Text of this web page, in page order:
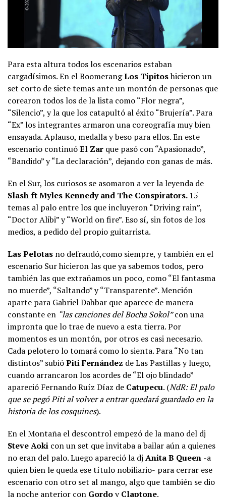
Para esta altura todos los escenarios estaban
cargadísimos. En el BoomerangLos Tipitoshicieron un
set corto de siete temas ante un montón de personas que
corearon todos los de la lista como “Flor negra”,
“Silencio”, y la que los catapultó al éxito “Brujería”. Para
“Ex” los integrantes armaron una coreografía muy bien
ensayada. Aplauso, medalla y beso para ellos. En este
escenario continuóEl Zar que pasó con “Apasionado”,
“Bandido” y “La declaración”, dejando con ganas de más.
En el Sur, los curiosos se asomaron a ver la leyenda de
Slash ft Myles Kennedy and The Conspirators. 15
temas al palo entre los que incluyeron “Driving rain”,
“Doctor Alibi” y “World on fire”. Eso sí, sin fotos de los
medios, a pedido del propio guitarrista.
Las Pelotas no defraudó,como siempre, y también en el
escenario Sur hicieron las que ya sabemos todos, pero
también las que extrañamos un poco, como “El fantasma
no muerde”, “Saltando” y “Transparente”. Mención
aparte para Gabriel Dahbar que aparece de manera
constante en “las canciones del Bocha Sokol”con una
impronta que lo trae de nuevo a esta tierra. Por
momentos es un montón, por otros es casi necesario.
Cada pelotero lo tomará como lo sienta. Para “No tan
distintos” subióPiti Fernández de Las Pastillas y luego,
cuando arrancaron los acordes de “El ojo blindado”
apareció Fernando Ruíz Díaz de Catupecu. (NdR: El palo
que se pegó Piti al volver a entrar quedará guardado en la
historia de los cosquines).
En el Montaña el descontrol empezó de la mano del dj
Steve Aoki con un set que invitaba a bailar aún a quienes
no eran del palo. Luego apareció la dj Anita B Queen -a
quien bien le queda ese título nobiliario- para cerrar ese
escenario con otro set al mango, algo que también se dio
la noche anterior con GordoyClaptone.